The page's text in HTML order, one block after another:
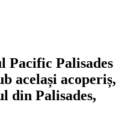
Pacific Palisades
același acoperiș,
din Palisades,